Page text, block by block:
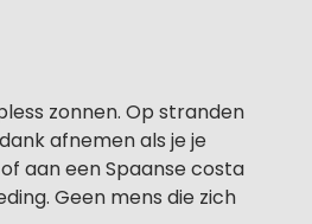
zonnen. Op stranden
afnemen als je je
aan een Spaanse costa
Geen mens die zich